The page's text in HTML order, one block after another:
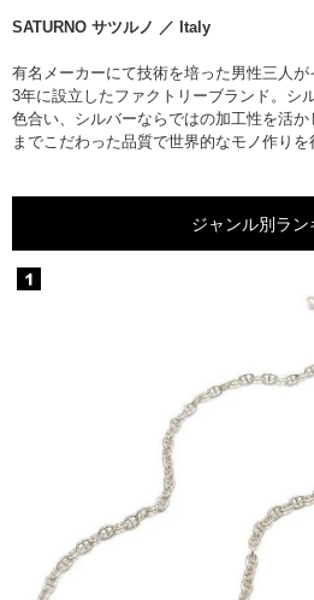
SATURNO サツルノ ／ Italy
有名メーカーにて技術を培った男性三人
3年に設立したファクトリーブランド。シ
色合い、シルバーならではの加工性を活
までこだわった品質で世界的なモノ作りを
ジャンル別ラン